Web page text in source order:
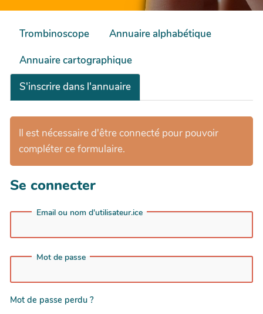
Trombinoscope
Annuaire alphabétique
Annuaire cartographique
S'inscrire dans l'annuaire
Il est nécessaire d'être connecté pour pouvoir
compléter ce formulaire.
Se connecter
Email ou nom d'utilisateur.ice
Mot de passe
Mot de passe perdu ?